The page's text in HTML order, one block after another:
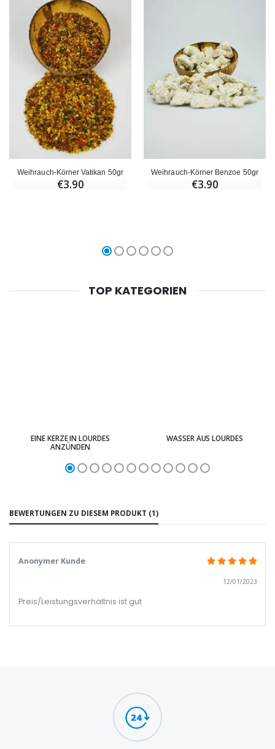
Weihrauch-Körner Vatikan 50gr
€3.90
Weihrauch-Körner Benzoe 50gr
€3.90
TOP KATEGORIEN
EINE KERZE IN LOURDES
ANZÜNDEN
WASSER AUS LOURDES
BEWERTUNGEN ZU DIESEM PRODUKT (1)
Anonymer Kunde
12/01/2023
Preis/Leistungsverhältnis ist gut